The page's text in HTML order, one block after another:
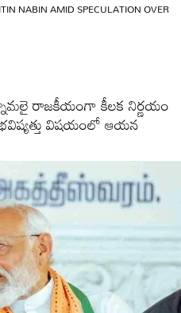
NABIN AMID SPECULATION OVER
రాజకీయంగా కీలక నిర్ణయం
విషయంలో ఆయన